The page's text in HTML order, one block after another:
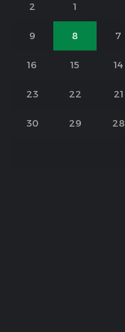
1
2
7
8
9
14
15
16
21
22
23
28
29
30